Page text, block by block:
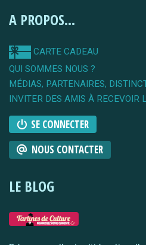
A PROPOS...
CARTE CADEAU
QUI SOMMES NOUS ?
MÉDIAS, PARTENAIRES,
INVITER DES AMIS À RECEVOIR
SE CONNECTER
NOUS CONTACTER
LE BLOG